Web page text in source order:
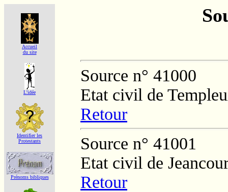
Accueil
du site
L'idée
Identifier les
Protestants
Prénoms bibliques
Source n° 41000
Etat civil de
Retour
Source n° 41001
Etat civil de
Retour